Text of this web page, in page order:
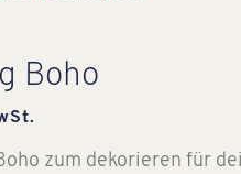
Boho
zum dekorieren für